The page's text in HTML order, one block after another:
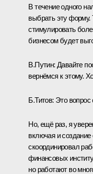
В течение одного
выбрать эту форму.
стимулировать
бизнесом будет
В.Путин: Давайте
вернёмся к этому.
Б.Титов: Это
Но, ещё раз, я
включая и создание
скоординировал
финансовых
но работают во